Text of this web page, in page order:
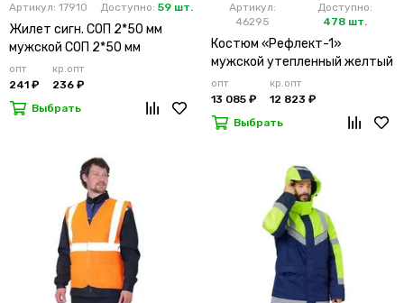
Артикул: 17910 Доступно: 59 шт.
Жилет сигн. СОП 2*50 мм
мужской СОП 2*50 мм
опт
241 ₽
кр.опт
236 ₽
Выбрать
Артикул:
46295
Доступно:
478 шт.
Костюм «Рефлект-1»
мужской утепленный желтый
с п/к
опт
13 085 ₽
кр.опт
12 823 ₽
Выбрать